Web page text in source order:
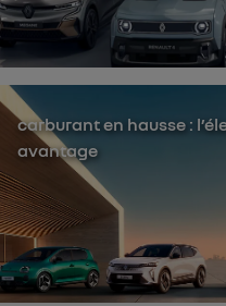
carburant en hausse :
avantage